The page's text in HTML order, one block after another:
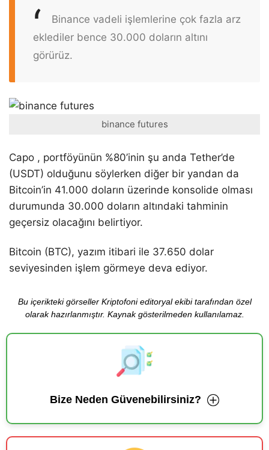
Binance vadeli işlemlerine çok fazla arz
eklediler bence 30.000 doların altını
görürüz.
binance futures
Capo , portföyünün %80’inin şu anda Tether’de
(USDT) olduğunu söylerken diğer bir yandan da
Bitcoin’in 41.000 doların üzerinde konsolide olması
durumunda 30.000 doların altındaki tahminin
geçersiz olacağını belirtiyor.
Bitcoin (BTC), yazım itibari ile 37.650 dolar
seviyesinden işlem görmeye deva ediyor.
Bu içerikteki görseller Kriptofoni editoryal ekibi tarafından özel
olarak hazırlanmıştır. Kaynak gösterilmeden kullanılamaz.
Bize Neden Güvenebilirsiniz?